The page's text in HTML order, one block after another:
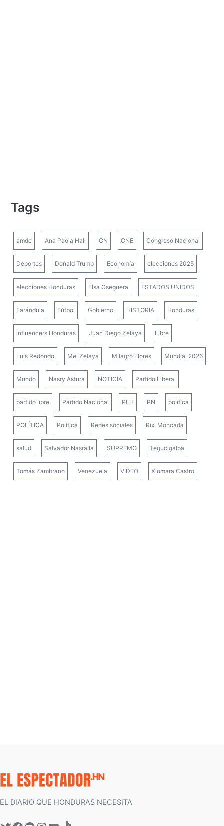
Tags
amdc Ana Paola Hall CN CNE Congreso Nacional
Deportes Donald Trump Economía elecciones 2025
elecciones Honduras Elsa Oseguera ESTADOS UNIDOS
Farándula Fútbol Gobierno HISTORIA Honduras
influencers Honduras Juan Diego Zelaya Libre
Luis Redondo Mel Zelaya Milagro Flores Mundial 2026
Mundo Nasry Asfura NOTICIA Partido Liberal
partido libre Partido Nacional PLH PN politica
POLÍTICA Política Redes sociales Rixi Moncada
salud Salvador Nasralla SUPREMO Tegucigalpa
Tomás Zambrano Venezuela VIDEO Xiomara Castro
EL DIARIO QUE HONDURAS NECESITA